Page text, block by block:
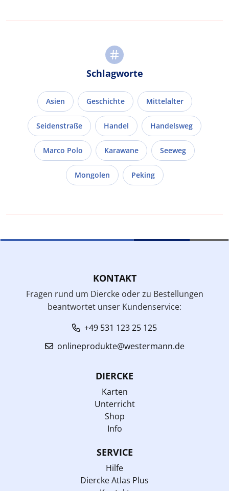
Schlagworte
Asien Geschichte Mittelalter
Seidenstraße Handel Handelsweg
Marco Polo Karawane Seeweg
Mongolen Peking
KONTAKT
Fragen rund um Diercke oder zu Bestellungen
beantwortet unser Kundenservice:
+49 531 123 25 125
onlineprodukte@westermann.de
DIERCKE
Karten
Unterricht
Shop
Info
SERVICE
Hilfe
Diercke Atlas Plus